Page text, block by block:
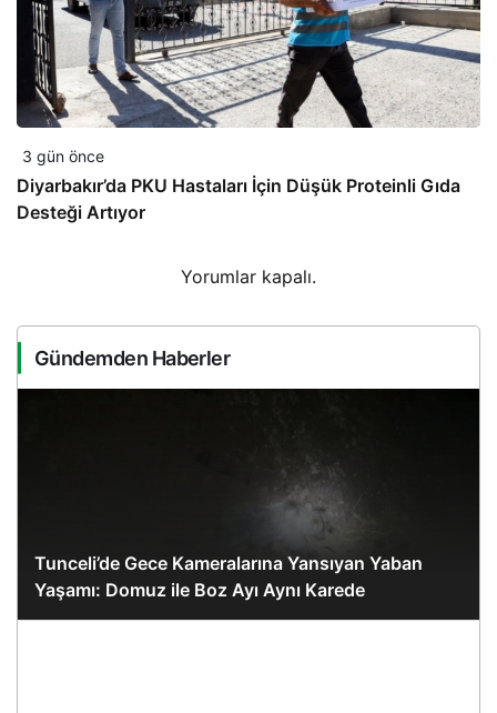
3 gün önce
Diyarbakır’da PKU Hastaları İçin Düşük Proteinli Gıda
Desteği Artıyor
Yorumlar kapalı.
Gündemden Haberler
Tunceli’de Gece Kameralarına Yansıyan Yaban
Yaşamı: Domuz ile Boz Ayı Aynı Karede